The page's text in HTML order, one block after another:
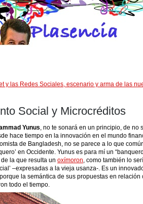
y las Redes Sociales, escenario y arma de las
Social y Microcréditos
Yunus, no te sonará en un principio, de no
hace tiempo en la innovación en el mundo
de Bangladesh, no se parece a lo que
en Occidente. Yunus es para mí un
la que resulta un oxímoron, como también lo
–expresadas a la vieja usanza-. Es un
la semántica de sus propuestas en relación
todo el tiempo.